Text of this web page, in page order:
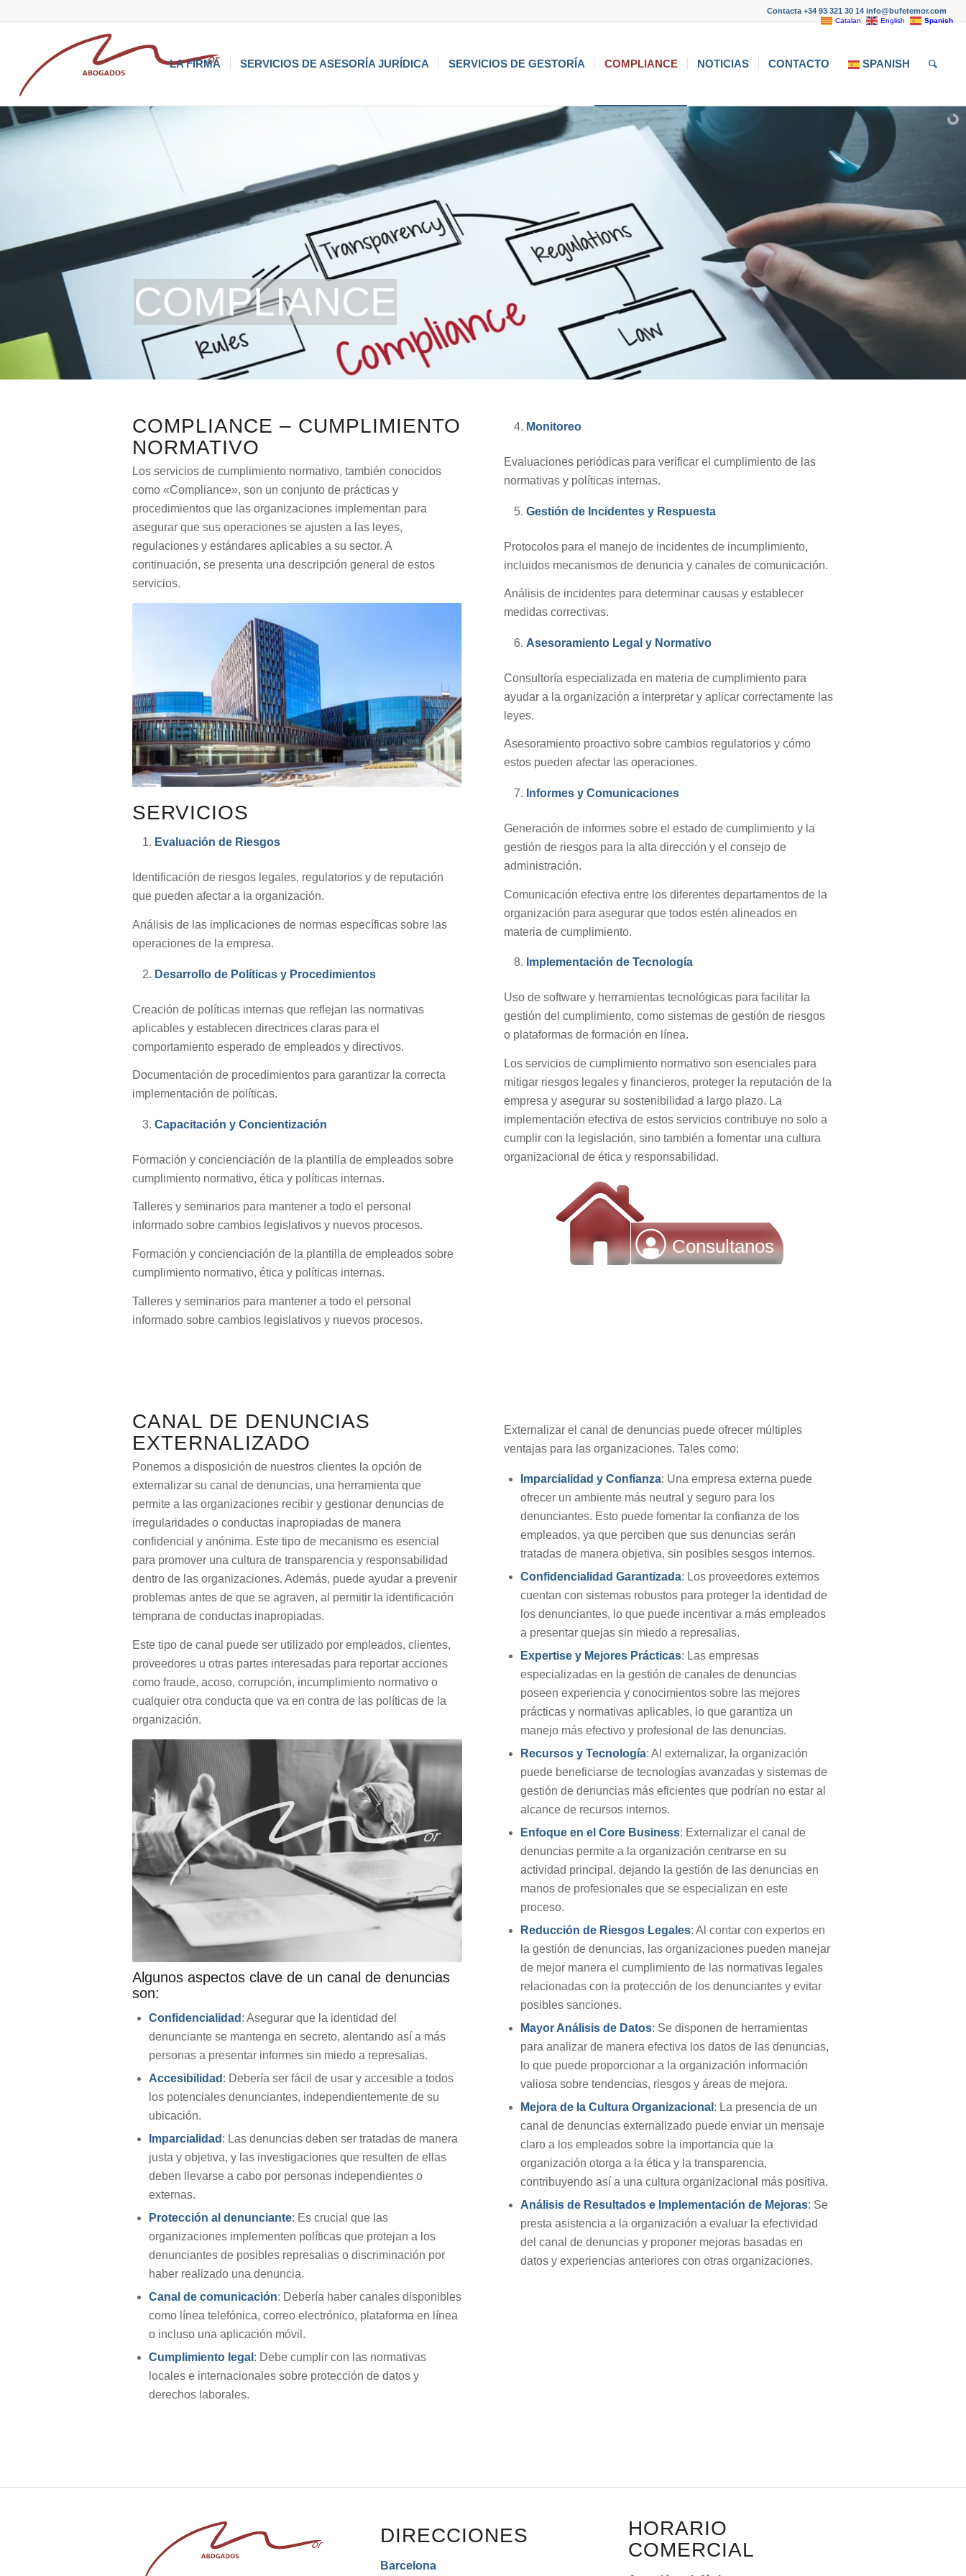
Contacta +34 93 321 30 14 info@bufetemor.com
LA FIRMA SERVICIOS DE ASESORÍA JURÍDICA SERVICIOS DE GESTORÍA COMPLIANCE NOTICIAS CONTACTO SPANISH
COMPLIANCE
COMPLIANCE – CUMPLIMIENTO
NORMATIVO
Los servicios de cumplimiento normativo, también conocidos
como «Compliance», son un conjunto de prácticas y
procedimientos que las organizaciones implementan para
asegurar que sus operaciones se ajusten a las leyes,
regulaciones y estándares aplicables a su sector. A
continuación, se presenta una descripción general de estos
servicios.
SERVICIOS
Evaluación de Riesgos
Identificación de riesgos legales, regulatorios y de reputación
que pueden afectar a la organización.
Análisis de las implicaciones de normas específicas sobre las
operaciones de la empresa.
Desarrollo de Políticas y Procedimientos
Creación de políticas internas que reflejan las normativas
aplicables y establecen directrices claras para el
comportamiento esperado de empleados y directivos.
Documentación de procedimientos para garantizar la correcta
implementación de políticas.
Capacitación y Concientización
Formación y concienciación de la plantilla de empleados sobre
cumplimiento normativo, ética y políticas internas.
Talleres y seminarios para mantener a todo el personal
informado sobre cambios legislativos y nuevos procesos.
Formación y concienciación de la plantilla de empleados sobre
cumplimiento normativo, ética y políticas internas.
Talleres y seminarios para mantener a todo el personal
informado sobre cambios legislativos y nuevos procesos.
Monitoreo
Evaluaciones periódicas para verificar el cumplimiento de las
normativas y políticas internas.
Gestión de Incidentes y Respuesta
Protocolos para el manejo de incidentes de incumplimiento,
incluidos mecanismos de denuncia y canales de comunicación.
Análisis de incidentes para determinar causas y establecer
medidas correctivas.
Asesoramiento Legal y Normativo
Consultoría especializada en materia de cumplimiento para
ayudar a la organización a interpretar y aplicar correctamente las
leyes.
Asesoramiento proactivo sobre cambios regulatorios y cómo
estos pueden afectar las operaciones.
Informes y Comunicaciones
Generación de informes sobre el estado de cumplimiento y la
gestión de riesgos para la alta dirección y el consejo de
administración.
Comunicación efectiva entre los diferentes departamentos de la
organización para asegurar que todos estén alineados en
materia de cumplimiento.
Implementación de Tecnología
Uso de software y herramientas tecnológicas para facilitar la
gestión del cumplimiento, como sistemas de gestión de riesgos
o plataformas de formación en línea.
Los servicios de cumplimiento normativo son esenciales para
mitigar riesgos legales y financieros, proteger la reputación de la
empresa y asegurar su sostenibilidad a largo plazo. La
implementación efectiva de estos servicios contribuye no solo a
cumplir con la legislación, sino también a fomentar una cultura
organizacional de ética y responsabilidad.
Consultanos
CANAL DE DENUNCIAS
EXTERNALIZADO
Ponemos a disposición de nuestros clientes la opción de
externalizar su canal de denuncias, una herramienta que
permite a las organizaciones recibir y gestionar denuncias de
irregularidades o conductas inapropiadas de manera
confidencial y anónima. Este tipo de mecanismo es esencial
para promover una cultura de transparencia y responsabilidad
dentro de las organizaciones. Además, puede ayudar a prevenir
problemas antes de que se agraven, al permitir la identificación
temprana de conductas inapropiadas.
Este tipo de canal puede ser utilizado por empleados, clientes,
proveedores u otras partes interesadas para reportar acciones
como fraude, acoso, corrupción, incumplimiento normativo o
cualquier otra conducta que va en contra de las políticas de la
organización.
Algunos aspectos clave de un canal de denuncias
son:
Confidencialidad : Asegurar que la identidad del
denunciante se mantenga en secreto, alentando así a más
personas a presentar informes sin miedo a represalias.
Accesibilidad : Debería ser fácil de usar y accesible a todos
los potenciales denunciantes, independientemente de su
ubicación.
Imparcialidad : Las denuncias deben ser tratadas de manera
justa y objetiva, y las investigaciones que resulten de ellas
deben llevarse a cabo por personas independientes o
externas.
Protección al denunciante: Es crucial que las
organizaciones implementen políticas que protejan a los
denunciantes de posibles represalias o discriminación por
haber realizado una denuncia.
Canal de comunicación: Debería haber canales disponibles
como línea telefónica, correo electrónico, plataforma en línea
o incluso una aplicación móvil.
Cumplimiento legal : Debe cumplir con las normativas
locales e internacionales sobre protección de datos y
derechos laborales.
Externalizar el canal de denuncias puede ofrecer múltiples
ventajas para las organizaciones. Tales como:
Imparcialidad y Confianza: Una empresa externa puede
ofrecer un ambiente más neutral y seguro para los
denunciantes. Esto puede fomentar la confianza de los
empleados, ya que perciben que sus denuncias serán
tratadas de manera objetiva, sin posibles sesgos internos.
Confidencialidad Garantizada: Los proveedores externos
cuentan con sistemas robustos para proteger la identidad de
los denunciantes, lo que puede incentivar a más empleados
a presentar quejas sin miedo a represalias.
Expertise y Mejores Prácticas: Las empresas
especializadas en la gestión de canales de denuncias
poseen experiencia y conocimientos sobre las mejores
prácticas y normativas aplicables, lo que garantiza un
manejo más efectivo y profesional de las denuncias.
Recursos y Tecnología: Al externalizar, la organización
puede beneficiarse de tecnologías avanzadas y sistemas de
gestión de denuncias más eficientes que podrían no estar al
alcance de recursos internos.
Enfoque en el Core Business: Externalizar el canal de
denuncias permite a la organización centrarse en su
actividad principal, dejando la gestión de las denuncias en
manos de profesionales que se especializan en este
proceso.
Reducción de Riesgos Legales: Al contar con expertos en
la gestión de denuncias, las organizaciones pueden manejar
de mejor manera el cumplimiento de las normativas legales
relacionadas con la protección de los denunciantes y evitar
posibles sanciones.
Mayor Análisis de Datos: Se disponen de herramientas
para analizar de manera efectiva los datos de las denuncias,
lo que puede proporcionar a la organización información
valiosa sobre tendencias, riesgos y áreas de mejora.
Mejora de la Cultura Organizacional : La presencia de un
canal de denuncias externalizado puede enviar un mensaje
claro a los empleados sobre la importancia que la
organización otorga a la ética y la transparencia,
contribuyendo así a una cultura organizacional más positiva.
Análisis de Resultados e Implementación de Mejoras: Se
presta asistencia a la organización a evaluar la efectividad
del canal de denuncias y proponer mejoras basadas en
datos y experiencias anteriores con otras organizaciones.
DIRECCIONES
Barcelona
HORARIO
COMERCIAL
Catalan English Spanish